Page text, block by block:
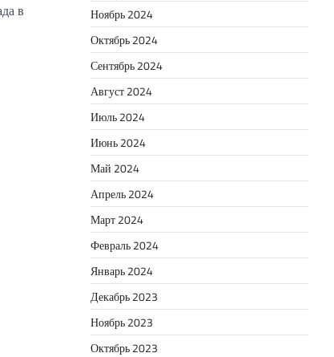
в
Ноябрь 2024
Октябрь 2024
Сентябрь 2024
Август 2024
Июль 2024
Июнь 2024
Май 2024
Апрель 2024
Март 2024
Февраль 2024
Январь 2024
Декабрь 2023
Ноябрь 2023
Октябрь 2023